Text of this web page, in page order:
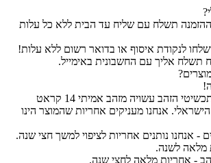
מעל 399 ש"ח ההזמנה תשלח עם שליח עד הבית ללא כל עלות
תשלח אליך עם החשבונית באימייל.
תכשיטי זהב – מתכת תכשיטי הזהב עשויה מזהב אמיתי 14 קראט
אנחנו מעניקים אחריות שהמוצר הינו
- אנחנו נותנים אחריות לציפוי למשך חצי שנה.
מלאה לשנה.
- אחריות מלאה לחצי שנה.